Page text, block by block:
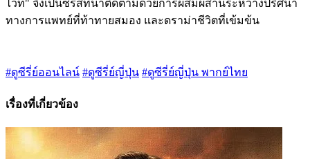
ไวท์" จึงเป็นซีรีส์ที่น่าติดตามด้วยการผสมผสานระหว่างปริศนา
ทางการแพทย์ที่ท้าทายสมอง และดราม่าชีวิตที่เข้มข้น
#ดูซีรี่ย์ออนไลน์ #ดูซีรี่ย์ญี่ปุ่น #ดูซีรี่ย์ญี่ปุ่น พากย์ไทย
เรื่องที่เกี่ยวข้อง